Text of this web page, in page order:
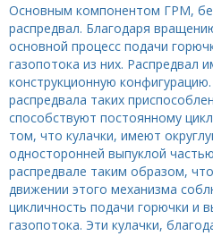
Основным компонентом ГРМ,
распредвал. Благодаря
основной процесс подачи
газопотока из них. Распредвал
конструкционную
распредвала таких
способствуют постоянному
том, что кулачки, имеют
односторонней выпуклой
распредвале таким образом,
движении этого механизма
цикличность подачи горючки и
газопотока. Эти кулачки,